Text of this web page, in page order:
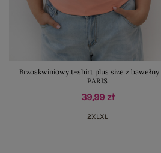
Brzoskwiniowy t-shirt plus size z bawełny
PARIS
39,99 zł
2XLXL